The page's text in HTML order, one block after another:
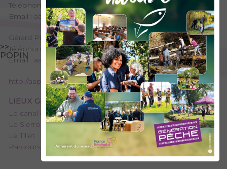
>>
POPIN
Téléphone : 06 06 70 77 08 71
Email : aappmadaixlesbains@free.fr
Gérard PETITE - Trésorier de l'AAPPMA
Téléphone : 06 23 40 94 31
Email : aappmadaixlesbains@free.fr
http://aappma-aix-les-bains.fr/
LIEUX GÉRÉS PAR L’AAPPMA
Le canal de Savières
Le Sierroz
Le Tillet
Parcours pêche « 1 poisson » sur le Sierroz à Aix-les-Bains